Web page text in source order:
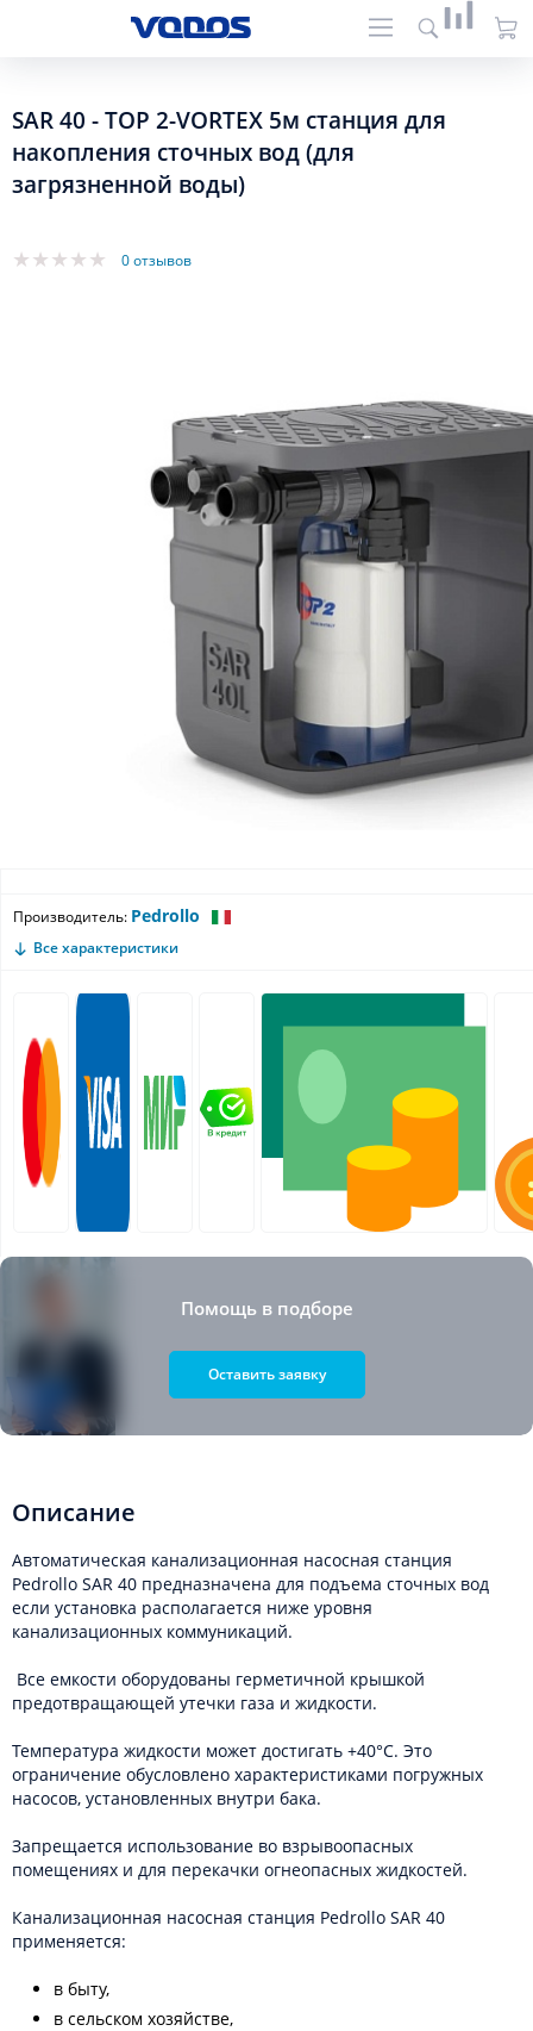
SAR 40 - TOP 2-VORTEX 5м станция для
накопления сточных вод (для
загрязненной воды)
0 отзывов
Производитель: Pedrollo
Все характеристики
Помощь в подборе
Оставить заявку
Описание
Автоматическая канализационная насосная станция
Pedrollo SAR 40 предназначена для подъема сточных вод
если установка располагается ниже уровня
канализационных коммуникаций.
Все емкости оборудованы герметичной крышкой
предотвращающей утечки газа и жидкости.
Температура жидкости может достигать +40°C. Это
ограничение обусловлено характеристиками погружных
насосов, установленных внутри бака.
Запрещается использование во взрывоопасных
помещениях и для перекачки огнеопасных жидкостей.
Канализационная насосная станция Pedrollo SAR 40
применяется:
в быту,
в сельском хозяйстве,